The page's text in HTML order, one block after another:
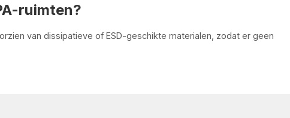
ruimten?
van dissipatieve of ESD-geschikte materialen, zodat er geen